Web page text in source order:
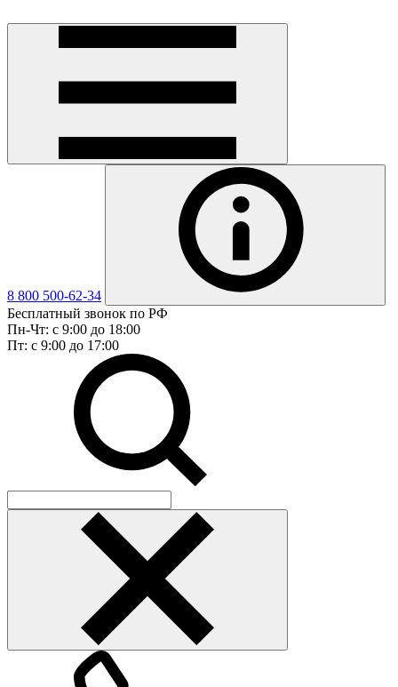
8 800 500-62-34
Бесплатный звонок по РФ
Пн-Чт: с 9:00 до 18:00
Пт: с 9:00 до 17:00